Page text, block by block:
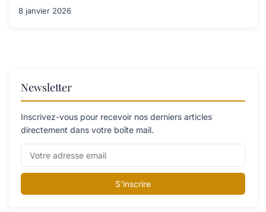
8 janvier 2026
Newsletter
Inscrivez-vous pour recevoir nos derniers articles
directement dans votre boîte mail.
S'inscrire